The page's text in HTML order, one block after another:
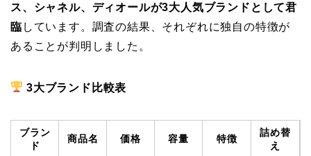
ス、シャネル、ディオールが3大人気ブランドとして君
臨 しています。調査の結果、それぞれに独自の特徴が
あることが判明しました。
3大ブランド比較表
ブラン
ド
商品名 価格 容量 特徴
詰め替
え